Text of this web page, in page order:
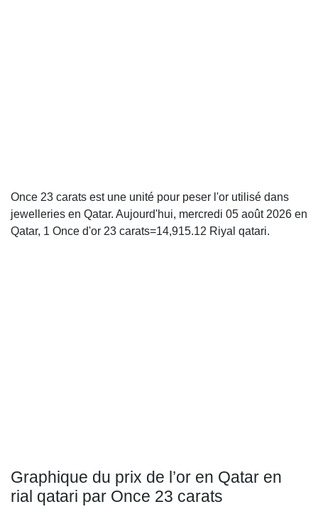
Once 23 carats est une unité pour peser l'or utilisé dans
jewelleries en Qatar. Aujourd'hui, mercredi 05 août 2026 en
Qatar, 1 Once d'or 23 carats=14,915.12 Riyal qatari.
Graphique du prix de l’or en Qatar en
rial qatari par Once 23 carats